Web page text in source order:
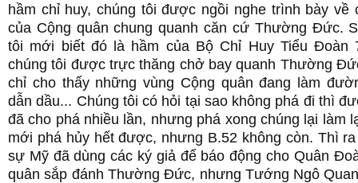
hầm chỉ huy, chúng tôi được ngồi nghe trình bày về
của Cộng quân chung quanh căn cứ Thường Đức.
tôi mới biết đó là hầm của Bộ Chỉ Huy Tiểu Đoàn
chúng tôi được trực thăng chở bay quanh Thường
chỉ cho thấy những vùng Cộng quân đang làm
dẫn dầu... Chúng tôi có hỏi tại sao không phá đi thì
đã cho phá nhiều lần, nhưng phá xong chúng lại làm
mới phá hủy hết được, nhưng B.52 không còn. Thì
sự Mỹ đã dùng các ký giả để báo động cho Quân
quân sắp đánh Thường Đức, nhưng Tướng Ngô